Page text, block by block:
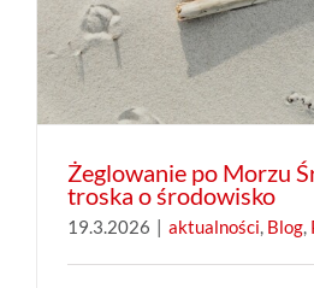
Żeglowanie po Morzu
troska o środowisko
19.3.2026 aktualności, Blog,